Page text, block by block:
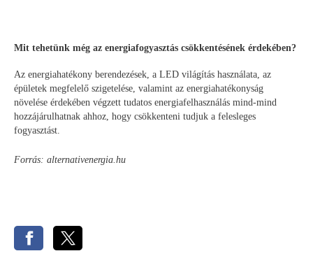
Mit tehetünk még az energiafogyasztás csökkentésének érdekében?
Az energiahatékony berendezések, a LED világítás használata, az
épületek megfelelő szigetelése, valamint az energiahatékonyság
növelése érdekében végzett tudatos energiafelhasználás mind-mind
hozzájárulhatnak ahhoz, hogy csökkenteni tudjuk a felesleges
fogyasztást.
Forrás: alternativenergia.hu